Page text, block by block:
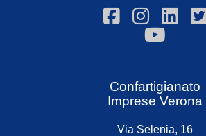
Confartigianato
Imprese Verona
Via Selenia, 16